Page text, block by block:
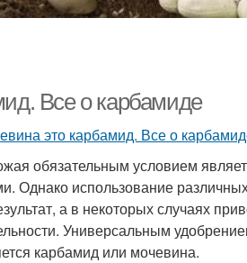
Все о карбамиде
обязательным условием
Однако использование
а в некоторых случаях
Универсальным
карбамид или мочевина.